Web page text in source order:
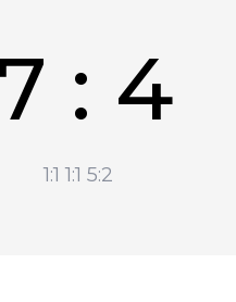
: 4
1:1 1:1 5:2